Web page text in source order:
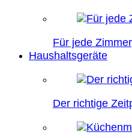
Für jede
Haushaltsgeräte
Der richtige